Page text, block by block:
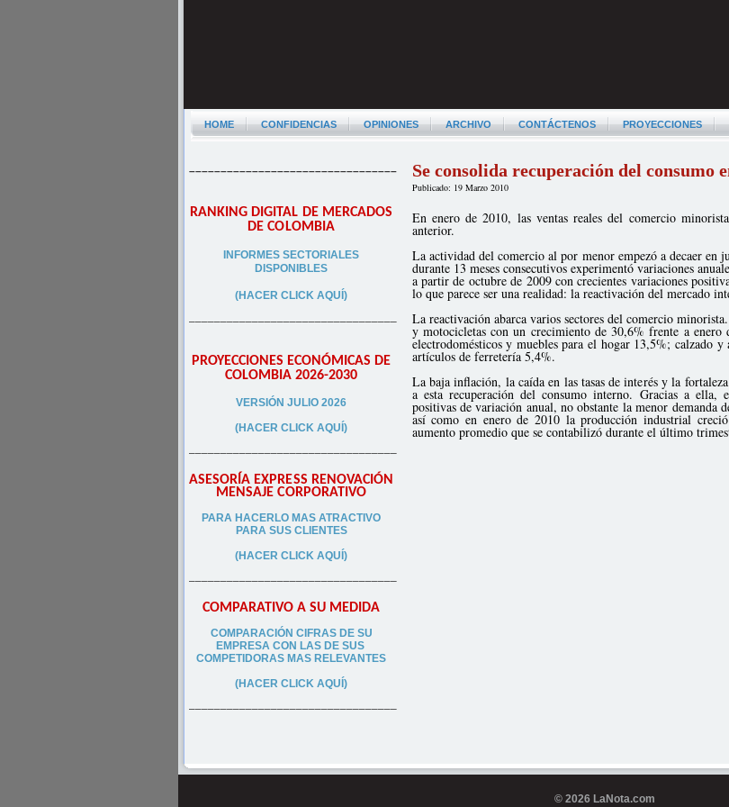
HOME CONFIDENCIAS OPINIONES ARCHIVO CONTÁCTENOS PROYECCIONES
–––––––––––––––––––––––––––––––––
RANKING DIGITAL DE MERCADOS
DE COLOMBIA
INFORMES SECTORIALES
DISPONIBLES
(HACER CLICK AQUÍ)
–––––––––––––––––––––––––––––––––
PROYECCIONES ECONÓMICAS DE
COLOMBIA 2026-2030
VERSIÓN JULIO 2026
(HACER CLICK AQUÍ)
–––––––––––––––––––––––––––––––––
ASESORÍA EXPRESS RENOVACIÓN
MENSAJE CORPORATIVO
PARA HACERLO MAS ATRACTIVO
PARA SUS CLIENTES
(HACER CLICK AQUÍ)
–––––––––––––––––––––––––––––––––
COMPARATIVO A SU MEDIDA
COMPARACIÓN CIFRAS DE SU
EMPRESA CON LAS DE SUS
COMPETIDORAS MAS RELEVANTES
(HACER CLICK AQUÍ)
–––––––––––––––––––––––––––––––––
Se consolida recuperación del consumo
Publicado: 19 Marzo 2010
En enero de 2010, las ventas reales del comercio
anterior.
La actividad del comercio al por menor empezó a decaer en
durante 13 meses consecutivos experimentó variaciones
a partir de octubre de 2009 con crecientes variaciones
lo que parece ser una realidad: la reactivación del mercado
La reactivación abarca varios sectores del comercio
y motocicletas con un crecimiento de 30,6% frente a
electrodomésticos y muebles para el hogar 13,5%; calzado
artículos de ferretería 5,4%.
La baja inflación, la caída en las tasas de interés y la
a esta recuperación del consumo interno. Gracias a ella,
positivas de variación anual, no obstante la menor demanda
así como en enero de 2010 la producción industrial
aumento promedio que se contabilizó durante el último
© 2026 LaNota.com